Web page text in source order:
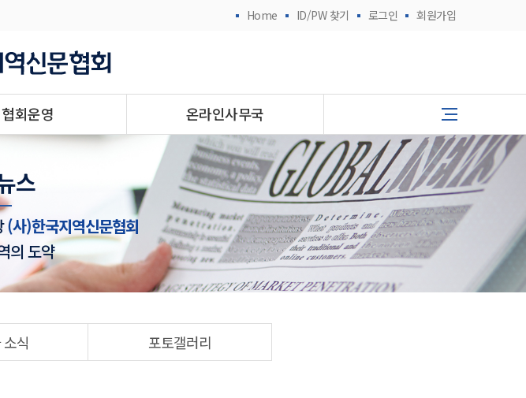
Home ID/PW 찾기 로그인 회원가입
협회운영 온라인사무국
스
(사)한국지역신문협회
의 도약
식 포토갤러리